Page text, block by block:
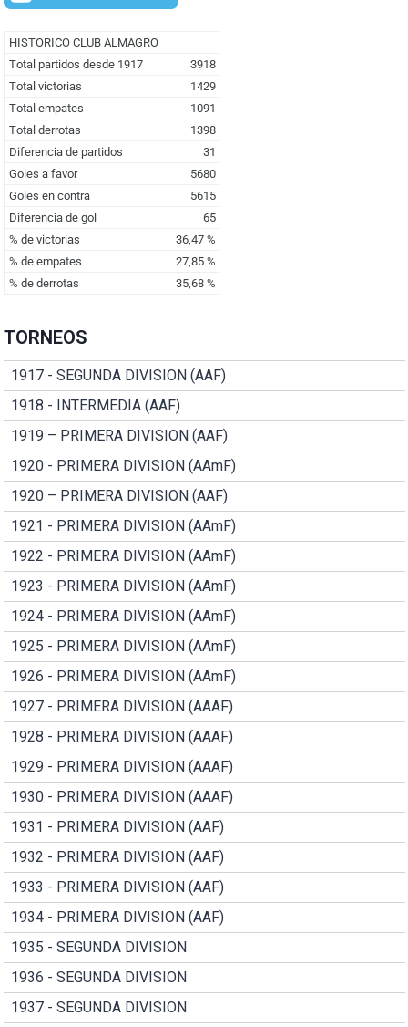
TORNEOS
1917 - SEGUNDA DIVISION (AAF)
1918 - INTERMEDIA (AAF)
1919 – PRIMERA DIVISION (AAF)
1920 - PRIMERA DIVISION (AAmF)
1920 – PRIMERA DIVISION (AAF)
1921 - PRIMERA DIVISION (AAmF)
1922 - PRIMERA DIVISION (AAmF)
1923 - PRIMERA DIVISION (AAmF)
1924 - PRIMERA DIVISION (AAmF)
1925 - PRIMERA DIVISION (AAmF)
1926 - PRIMERA DIVISION (AAmF)
1927 - PRIMERA DIVISION (AAAF)
1928 - PRIMERA DIVISION (AAAF)
1929 - PRIMERA DIVISION (AAAF)
1930 - PRIMERA DIVISION (AAAF)
1931 - PRIMERA DIVISION (AAF)
1932 - PRIMERA DIVISION (AAF)
1933 - PRIMERA DIVISION (AAF)
1934 - PRIMERA DIVISION (AAF)
1935 - SEGUNDA DIVISION
1936 - SEGUNDA DIVISION
1937 - SEGUNDA DIVISION